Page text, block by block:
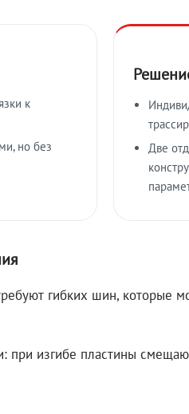
к
но без
Две
гибких шин,
при изгибе пластины